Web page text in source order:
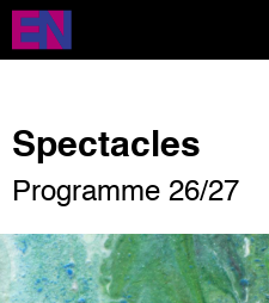
Aller
contenu
Spectacles
Programme 26/27